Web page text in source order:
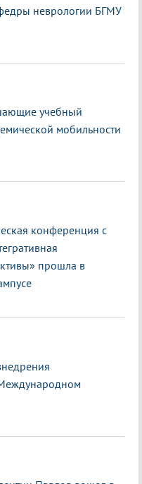
неврологии БГМУ
учебный
мобильности
конференция с
прошла в
Международном